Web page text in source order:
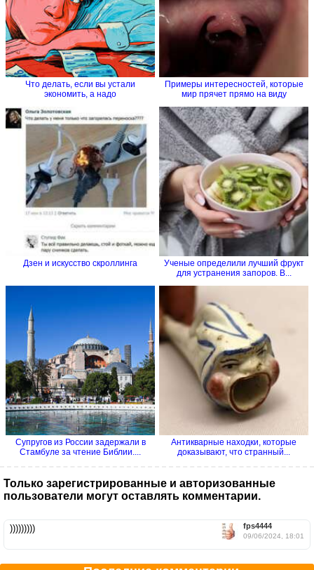
Что делать, если вы устали
экономить, а надо
Примеры интересностей, которые
мир прячет прямо на виду
Дзен и искусство скроллинга
Ученые определили лучший фрукт
для устранения запоров. В...
Супругов из России задержали в
Стамбуле за чтение Библии....
Антикварные находки, которые
доказывают, что странный...
Только зарегистрированные и авторизованные
пользователи могут оставлять комментарии.
fps4444
09/06/2024, 18:01
)))))))))